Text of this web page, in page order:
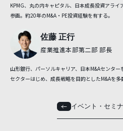
KPMG、丸の内キャピタル、日本成長投資アラ
参画。約20年のM&A・PE投資経験を有する。
佐藤 正行
産業推進本部第二部 部長
山形銀行、パーソルキャリア、日本M&Aセンター
セクターはじめ、成長戦略を目的としたM&Aを多
イベント・セミ